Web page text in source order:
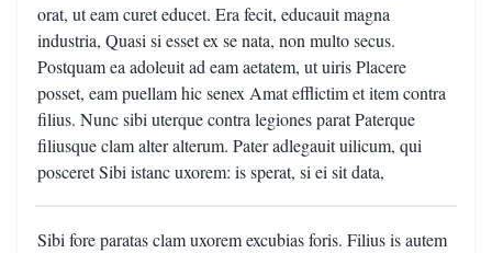
orat, ut eam curet educet. Era fecit, educauit magna
industria, Quasi si esset ex se nata, non multo secus.
Postquam ea adoleuit ad eam aetatem, ut uiris Placere
posset, eam puellam hic senex Amat efflictim et item contra
filius. Nunc sibi uterque contra legiones parat Paterque
filiusque clam alter alterum. Pater adlegauit uilicum, qui
posceret Sibi istanc uxorem: is sperat, si ei sit data,
Sibi fore paratas clam uxorem excubias foris. Filius is autem